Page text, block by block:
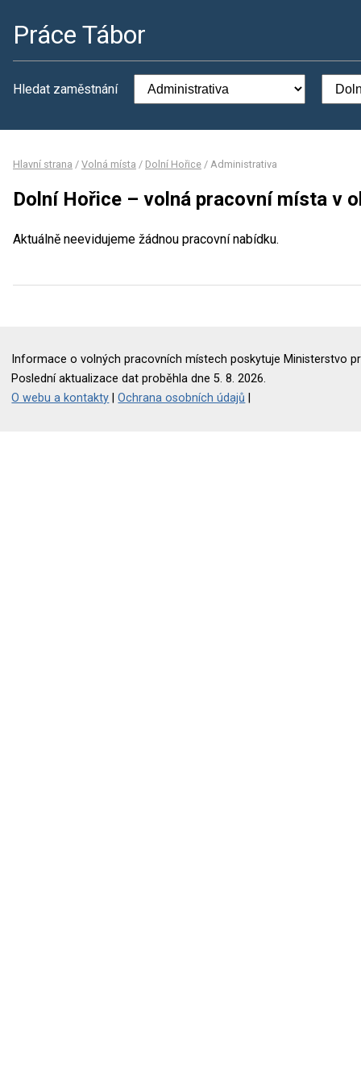
Práce Tábor
Hledat zaměstnání
Hlavní strana / Volná místa / Dolní Hořice / Administrativa
Dolní Hořice – volná pracovní místa v
Aktuálně neevidujeme žádnou pracovní nabídku.
Informace o volných pracovních místech poskytuje Ministerstvo
Poslední aktualizace dat proběhla dne 5. 8. 2026.
O webu a kontakty |Ochrana osobních údajů